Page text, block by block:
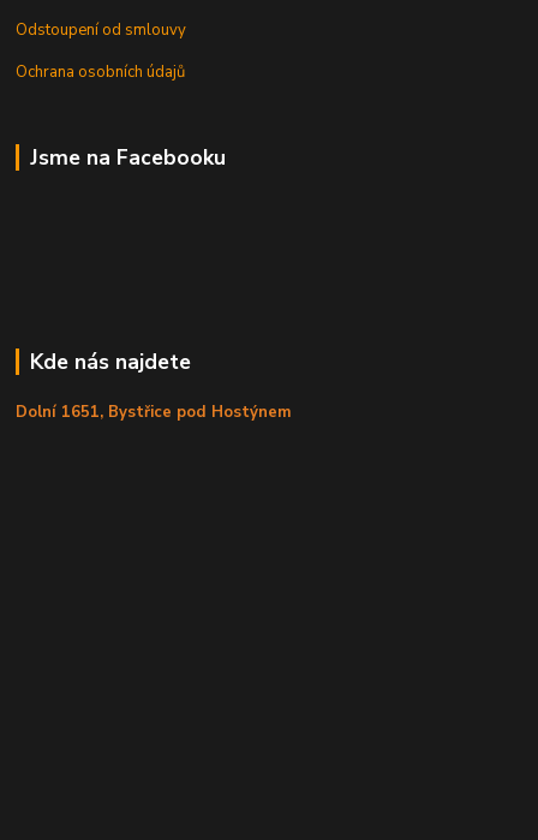
Odstoupení od smlouvy
Ochrana osobních údajů
Jsme na Facebooku
Kde nás najdete
Dolní 1651, Bystřice pod Hostýnem